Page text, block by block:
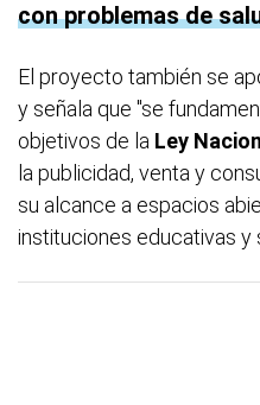
con problemas de
El proyecto también se
y señala que "se
objetivos de la Ley
la publicidad, venta y
su alcance a espacios
instituciones educativas y